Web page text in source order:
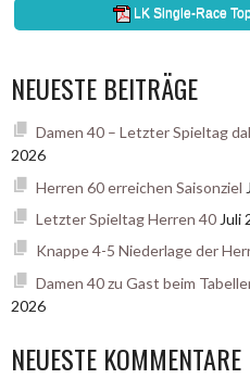
NEUESTE BEITRÄGE
Damen 40 – Letzter Spieltag
2026
Herren 60 erreichen Saisonziel
Letzter Spieltag Herren 40 Juli
Knappe 4-5 Niederlage der
Damen 40 zu Gast beim
2026
NEUESTE KOMMENTARE